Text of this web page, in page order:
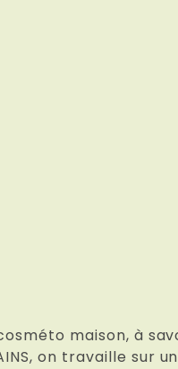
maison, à
on travaille sur